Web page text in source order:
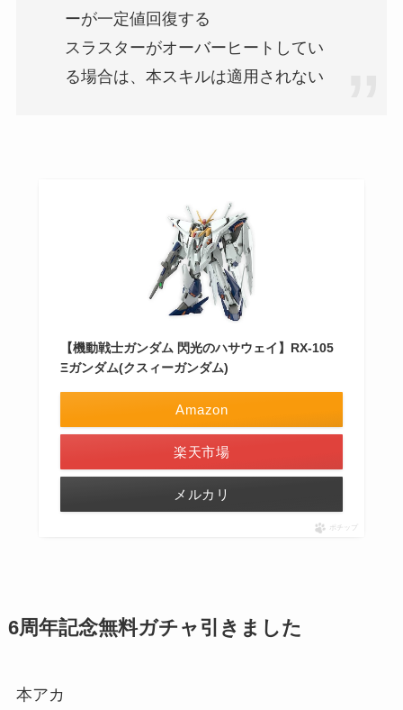
ーが一定値回復する
スラスターがオーバーヒートしてい
る場合は、本スキルは適用されない
【機動戦士ガンダム 閃光のハサウェイ】RX-105
Ξガンダム(クスィーガンダム)
Amazon
楽天市場
メルカリ
ポチップ
6周年記念無料ガチャ引きました
本アカ